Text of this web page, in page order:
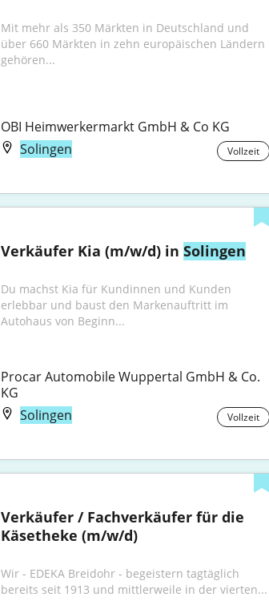
Mit mehr als 350 Märkten in Deutschland und
über 660 Märkten in zehn europäischen Ländern
gehören...
OBI Heimwerkermarkt GmbH & Co KG
Solingen
Vollzeit
Verkäufer Kia (m/w/d) in Solingen
Du machst Kia für Kundinnen und Kunden
erlebbar und baust den Markenauftritt im
Autohaus von Beginn...
Procar Automobile Wuppertal GmbH & Co.
KG
Solingen
Vollzeit
Verkäufer / Fachverkäufer für die
Käsetheke (m/w/d)
Wir - EDEKA Breidohr - begeistern tagtäglich
bereits seit 1913 und mittlerweile in der vierten...